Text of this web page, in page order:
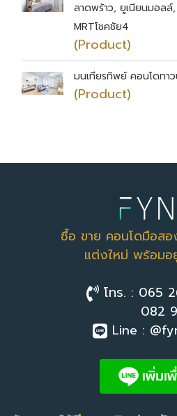
ลาดพร้าว, ยูเนียนมอลล์
MRTโชคชัย4
(Product)
มนเทียรทิพย์ คอนโดทา
(Product)
ซื้อ ขาย คอนโดมือส
แต่งใหม่ พร้อมอ
โทร. : 065
082
Line :